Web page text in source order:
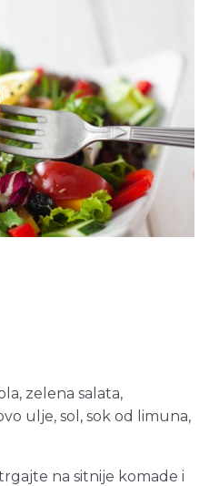
zelena salata,
ulje, sol, sok od limuna,
na sitnije komade i